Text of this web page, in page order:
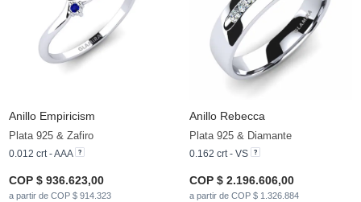
Anillo Empiricism
Plata 925 & Zafiro
0.012 crt - AAA
COP $ 936.623,00
a partir de COP $ 914.323
Anillo Rebecca
Plata 925 & Diamante
0.162 crt - VS
COP $ 2.196.606,00
a partir de COP $ 1.326.884